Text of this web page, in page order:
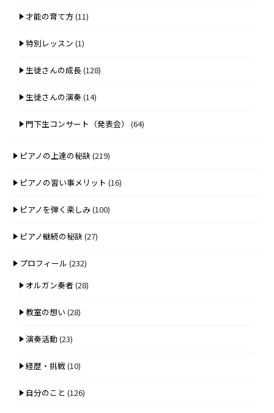
才能の育て方 (11)
特別レッスン (1)
生徒さんの成長(128)
生徒さんの演奏(14)
門下生コンサート（発表会） (64)
ピアノの上達の秘訣 (219)
ピアノの習い事メリット (16)
ピアノを弾く楽しみ(100)
ピアノ継続の秘訣 (27)
プロフィール (232)
オルガン奏者 (28)
教室の想い (28)
演奏活動(23)
経歴・挑戦(10)
自分のこと (126)